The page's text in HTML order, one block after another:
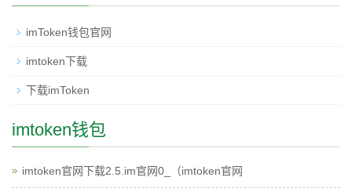
imToken钱包官网
imtoken下载
下载imToken
imtoken钱包
imtoken官网下载2.5.im官网0_（imtoken官网